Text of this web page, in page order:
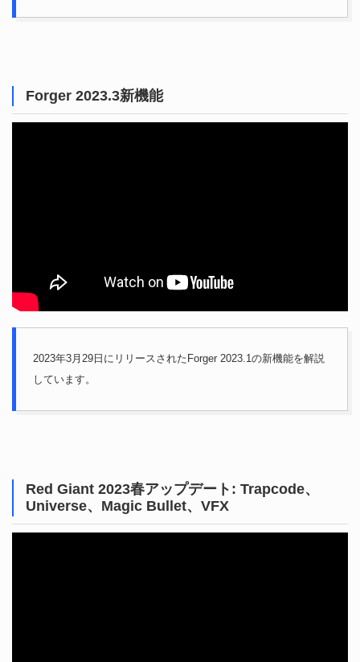
Forger 2023.3新機能
2023年3月29日にリリースされたForger 2023.1の新機能を解説
しています。
Red Giant 2023春アップデート: Trapcode、
Universe、Magic Bullet、VFX